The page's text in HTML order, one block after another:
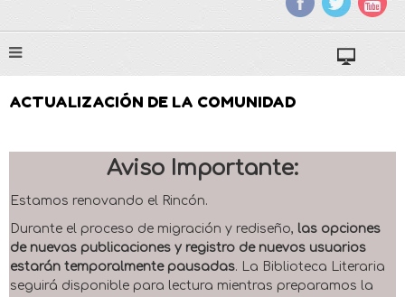
ACTUALIZACIÓN DE LA COMUNIDAD
Aviso Importante:
Estamos renovando el Rincón.
Durante el proceso de migración y rediseño, las opciones
de nuevas publicaciones y registro de nuevos usuarios
estarán temporalmente pausadas. La Biblioteca Literaria
seguirá disponible para lectura mientras preparamos la